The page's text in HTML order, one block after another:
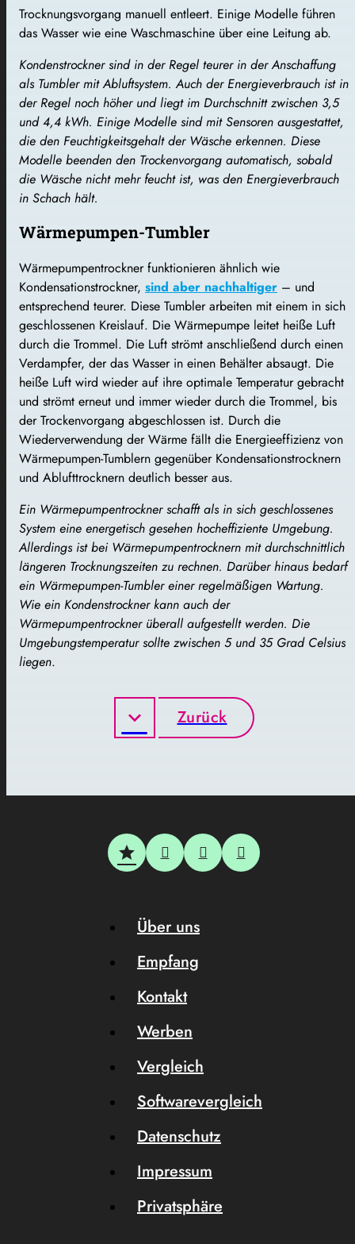
Trocknungsvorgang manuell entleert. Einige Modelle führen
das Wasser wie eine Waschmaschine über eine Leitung ab.
Kondenstrockner sind in der Regel teurer in der Anschaffung
als Tumbler mit Abluftsystem. Auch der Energieverbrauch ist in
der Regel noch höher und liegt im Durchschnitt zwischen 3,5
und 4,4 kWh. Einige Modelle sind mit Sensoren ausgestattet,
die den Feuchtigkeitsgehalt der Wäsche erkennen. Diese
Modelle beenden den Trockenvorgang automatisch, sobald
die Wäsche nicht mehr feucht ist, was den Energieverbrauch
in Schach hält.
Wärmepumpen-Tumbler
Wärmepumpentrockner funktionieren ähnlich wie
Kondensationstrockner, sind aber nachhaltiger – und
entsprechend teurer. Diese Tumbler arbeiten mit einem in sich
geschlossenen Kreislauf. Die Wärmepumpe leitet heiße Luft
durch die Trommel. Die Luft strömt anschließend durch einen
Verdampfer, der das Wasser in einen Behälter absaugt. Die
heiße Luft wird wieder auf ihre optimale Temperatur gebracht
und strömt erneut und immer wieder durch die Trommel, bis
der Trockenvorgang abgeschlossen ist. Durch die
Wiederverwendung der Wärme fällt die Energieeffizienz von
Wärmepumpen-Tumblern gegenüber Kondensationstrocknern
und Ablufttrocknern deutlich besser aus.
Ein Wärmepumpentrockner schafft als in sich geschlossenes
System eine energetisch gesehen hocheffiziente Umgebung.
Allerdings ist bei Wärmepumpentrocknern mit durchschnittlich
längeren Trocknungszeiten zu rechnen. Darüber hinaus bedarf
ein Wärmepumpen-Tumbler einer regelmäßigen Wartung.
Wie ein Kondenstrockner kann auch der
Wärmepumpentrockner überall aufgestellt werden. Die
Umgebungstemperatur sollte zwischen 5 und 35 Grad Celsius
liegen.
Zurück
Über uns
Empfang
Kontakt
Werben
Vergleich
Softwarevergleich
Datenschutz
Impressum
Privatsphäre